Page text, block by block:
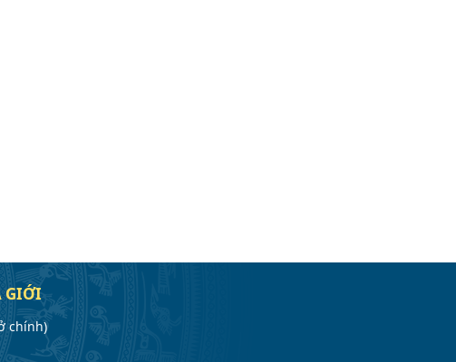
GIỚI
chính)